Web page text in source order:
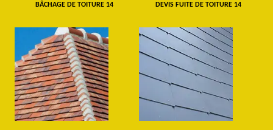
BÂCHAGE DE TOITURE 14 DEVIS FUITE DE TOITURE 14